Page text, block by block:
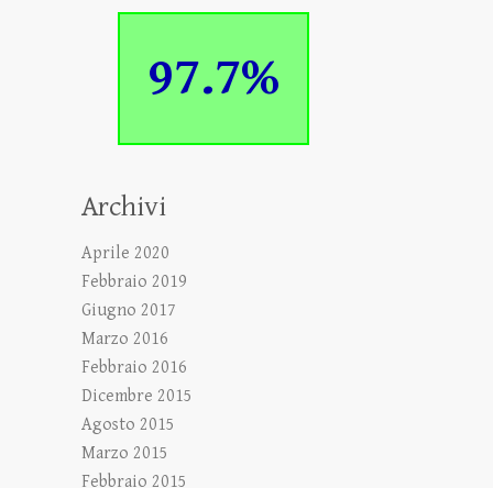
97.7%
Archivi
Aprile 2020
Febbraio 2019
Giugno 2017
Marzo 2016
Febbraio 2016
Dicembre 2015
Agosto 2015
Marzo 2015
Febbraio 2015